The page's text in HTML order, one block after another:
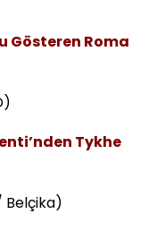
Gösteren Roma
Tykhe
Belçika)